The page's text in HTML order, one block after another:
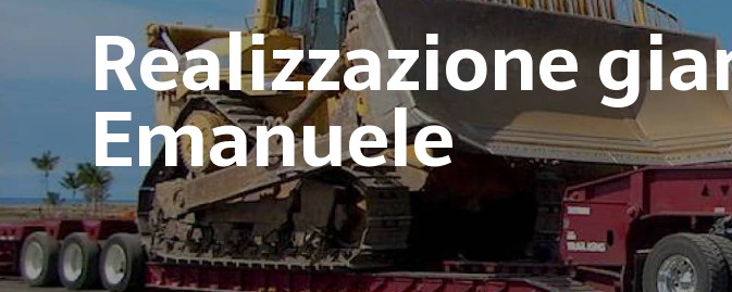
Realizzazione
Emanuele